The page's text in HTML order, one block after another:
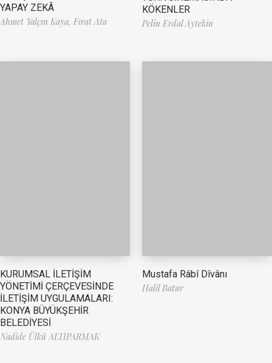
YAPAY ZEKÂ
Ahmet Yalçın Kaya, Fırat Ata
KÖKENLER
Pelin Erdal Aytekin
KURUMSAL İLETİŞİM
YÖNETİMİ ÇERÇEVESİNDE
İLETİŞİM UYGULAMALARI:
KONYA BÜYÜKŞEHİR
BELEDİYESİ
Nadide Ülkü ALTIPARMAK
Mustafa Râbî Dîvânı
Halil Batur